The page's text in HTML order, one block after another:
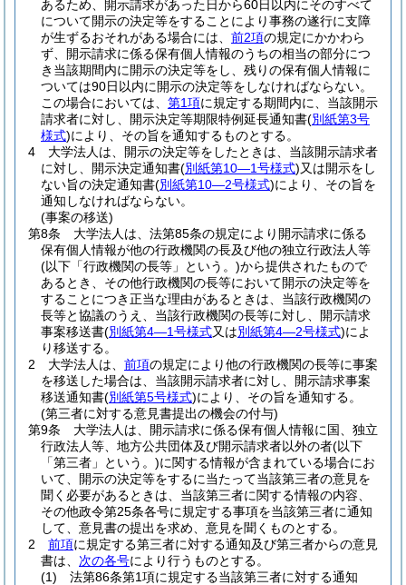
あるため、開示請求があった日から60日以内にそのすべて
について開示の決定等をすることにより事務の遂行に支障
が生ずるおそれがある場合には、 前2項の規定にかかわら
ず、開示請求に係る保有個人情報のうちの相当の部分につ
き当該期間内に開示の決定等をし、残りの保有個人情報に
ついては90日以内に開示の決定等をしなければならない。
この場合においては、 第1項に規定する期間内に、当該開示
請求者に対し、開示決定等期限特例延長通知書(別紙第3号
様式)により、その旨を通知するものとする。
4
大学法人は、開示の決定等をしたときは、当該開示請求者
に対し、開示決定通知書(別紙第10―1号様式)又は開示をし
ない旨の決定通知書(別紙第10―2号様式)により、その旨を
通知しなければならない。
(事案の移送)
第8条
大学法人は、法第85条の規定により開示請求に係る
保有個人情報が他の行政機関の長及び他の独立行政法人等
(以下「行政機関の長等」という。)から提供されたもので
あるとき、その他行政機関の長等において開示の決定等を
することにつき正当な理由があるときは、当該行政機関の
長等と協議のうえ、当該行政機関の長等に対し、開示請求
事案移送書(別紙第4―1号様式又は別紙第4―2号様式)によ
り移送する。
2
大学法人は、 前項の規定により他の行政機関の長等に事案
を移送した場合は、当該開示請求者に対し、開示請求事案
移送通知書(別紙第5号様式)により、その旨を通知する。
(第三者に対する意見書提出の機会の付与)
第9条
大学法人は、開示請求に係る保有個人情報に国、独立
行政法人等、地方公共団体及び開示請求者以外の者(以下
「第三者」という。)に関する情報が含まれている場合にお
いて、開示の決定等をするに当たって当該第三者の意見を
聞く必要があるときは、当該第三者に関する情報の内容、
その他政令第25条各号に規定する事項を当該第三者に通知
して、意見書の提出を求め、意見を聞くものとする。
2
前項に規定する第三者に対する通知及び第三者からの意見
書は、 次の各号により行うものとする。
(1)
法第86条第1項に規定する当該第三者に対する通知